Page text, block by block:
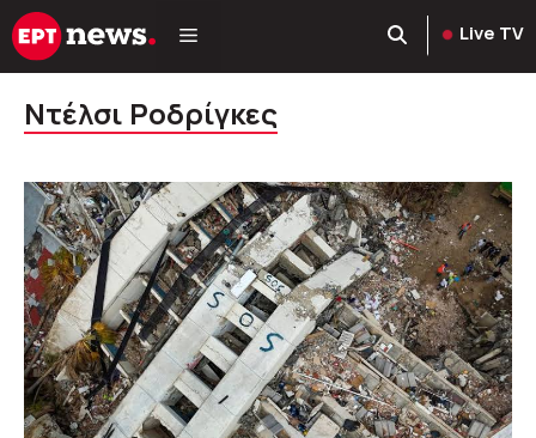
Μετάβαση
σε
Live TV
Ντέλσι Ροδρίγκες